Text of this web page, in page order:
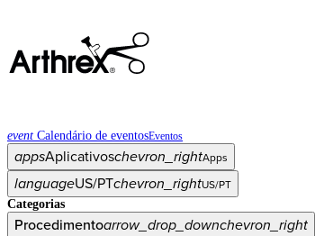
event Calendário de eventosEventos
appsAplicativoschevron_rightApps
languageUS/PTchevron_rightUS/PT
Categorias
Procedimentoarrow_drop_downchevron_right